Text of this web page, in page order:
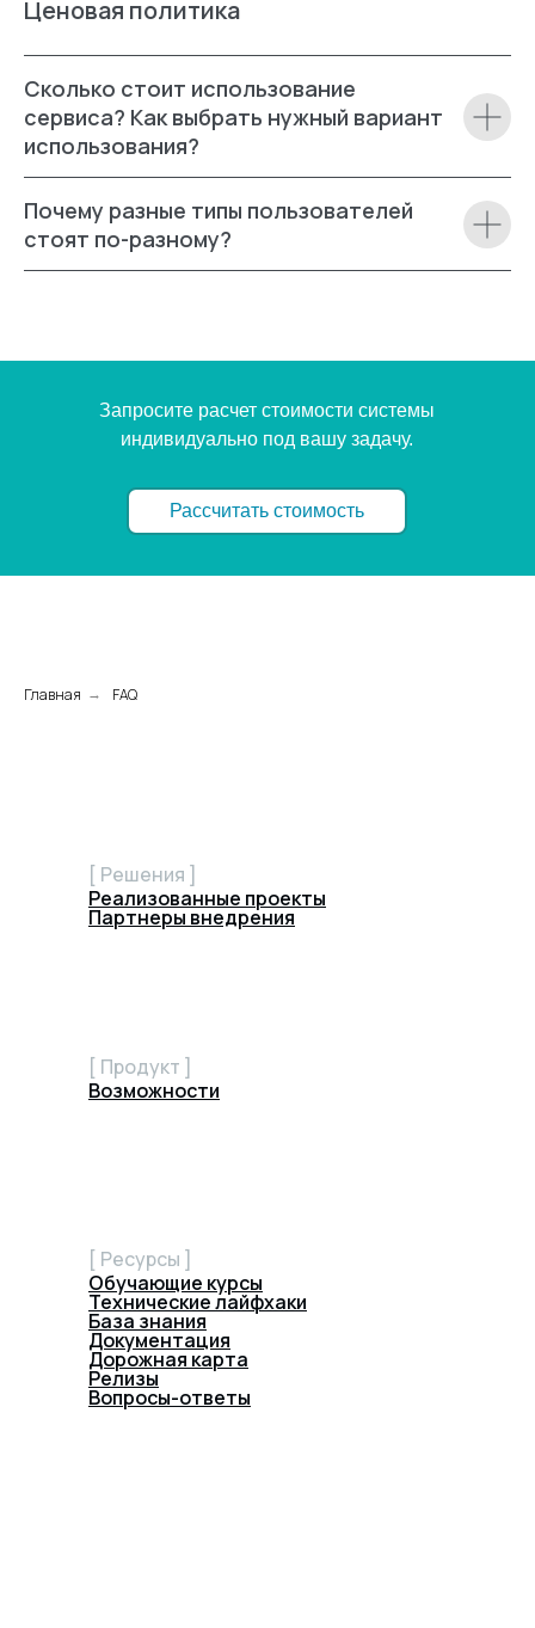
Ценовая политика
Сколько стоит использование
сервиса? Как выбрать нужный вариант
использования?
Почему разные типы пользователей
стоят по-разному?
Рассчитать стоимость
Запросите расчет стоимости системы
индивидуально под вашу задачу.
Главная → FAQ
[ Ресурсы ]
Обучающие курсы
Технические лайфхаки
База знания
Документация
Дорожная карта
Релизы
Вопросы-ответы
[ Продукт ]
Возможности
[ Решения ]
Реализованные проекты
Партнеры внедрения